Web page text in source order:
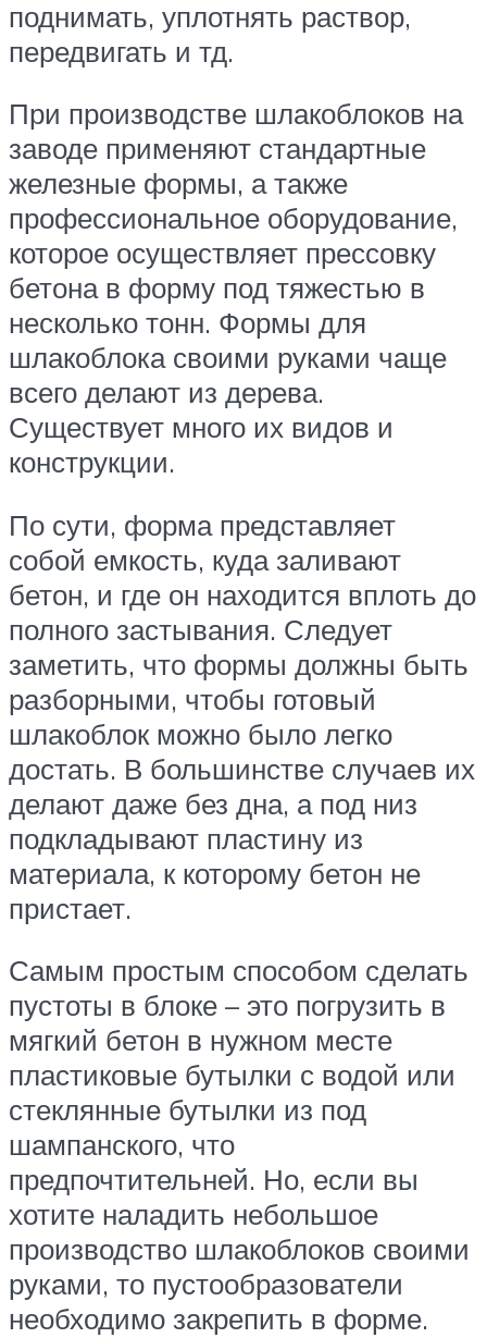
поднимать, уплотнять раствор,
передвигать и тд.
При производстве шлакоблоков на
заводе применяют стандартные
железные формы, а также
профессиональное оборудование,
которое осуществляет прессовку
бетона в форму под тяжестью в
несколько тонн. Формы для
шлакоблока своими руками чаще
всего делают из дерева.
Существует много их видов и
конструкции.
По сути, форма представляет
собой емкость, куда заливают
бетон, и где он находится вплоть до
полного застывания. Следует
заметить, что формы должны быть
разборными, чтобы готовый
шлакоблок можно было легко
достать. В большинстве случаев их
делают даже без дна, а под низ
подкладывают пластину из
материала, к которому бетон не
пристает.
Самым простым способом сделать
пустоты в блоке – это погрузить в
мягкий бетон в нужном месте
пластиковые бутылки с водой или
стеклянные бутылки из под
шампанского, что
предпочтительней. Но, если вы
хотите наладить небольшое
производство шлакоблоков своими
руками, то пустообразователи
необходимо закрепить в форме.